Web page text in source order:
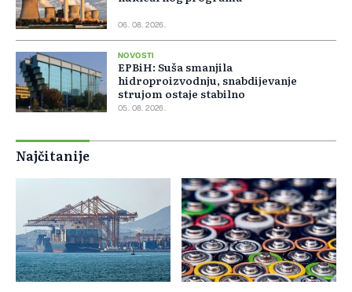
06. 08. 2026.
NOVOSTI
EPBiH: Suša smanjila
hidroproizvodnju, snabdijevanje
strujom ostaje stabilno
05. 08. 2026.
Najčitanije